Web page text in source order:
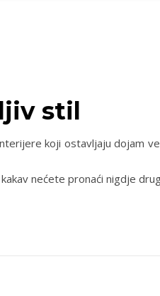
stil
koji ostavljaju dojam
nećete pronaći nigdje